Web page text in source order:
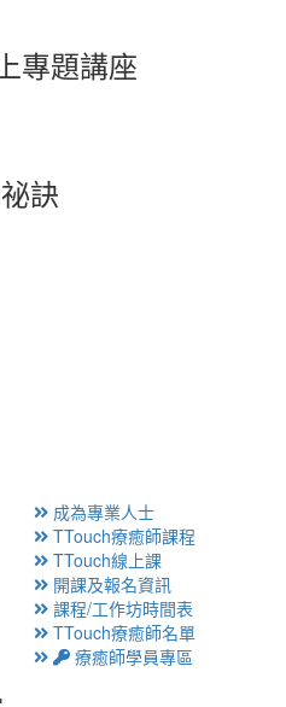
專題講座
訣
成為專業人士
TTouch療癒師課程
TTouch線上課
開課及報名資訊
課程/工作坊時間表
TTouch療癒師名單
療癒師學員專區